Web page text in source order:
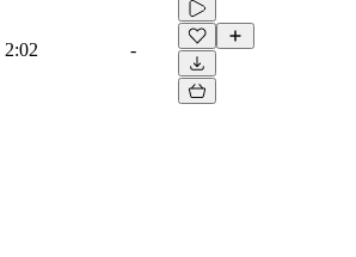
2:02 -